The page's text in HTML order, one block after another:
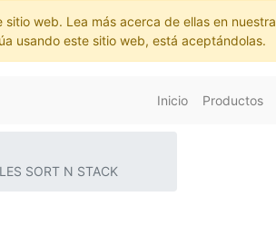
sitio web. Lea más acerca de ellas en nuestra
usando este sitio web, está aceptándolas.
Inicio Productos
SORT N STACK